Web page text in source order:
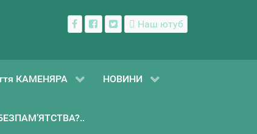
Наш ютуб
КАМЕНЯРА НОВИНИ